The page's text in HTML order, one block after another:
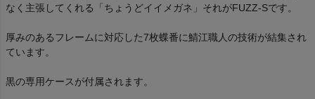
なく主張してくれる「ちょうどイイメガネ」それがFUZZ-Sです。
厚みのあるフレームに対応した7枚蝶番に鯖江職人の技術が結集され
ています。
黒の専用ケースが付属されます。